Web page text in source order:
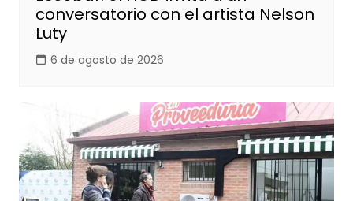
conversatorio con el artista Nelson
Luty
6 de agosto de 2026